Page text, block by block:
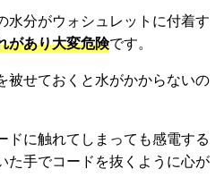
水分がウォシュレットに付着す
があり大変危険です。
被せておくと水がかからないの
ドに触れてしまっても感電する
た手でコードを抜くように心が